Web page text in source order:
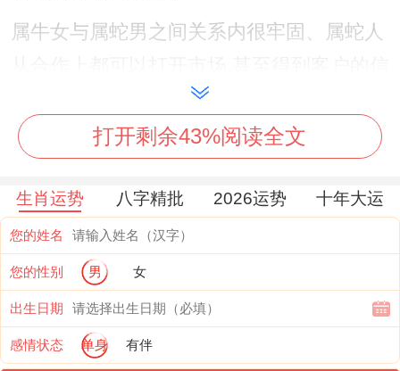
属牛女与属蛇男之间关系内很牢固、属蛇人
任度、在合作上属蛇人带来的都是会有稳定
的合作性质~对属牛人而言自然都是可妥善
作上，自然也能迎来好的财富源源不断,事业
自然也是蒸蒸日上的。
【属蛇跟属牛的结合是三合好不好】
属蛇与属牛之间为三合属相，大家感情顺利
- 婚姻幸福长久，但需要的就是不要太多吵
打开剩余43%阅读全文
生肖运势 八字精批 2026运势 十年大运
您的姓名
您的性别 男 女
出生日期
感情状态 单身 有伴